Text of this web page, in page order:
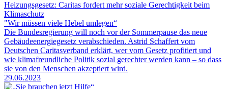
Heizungsgesetz: Caritas fordert mehr soziale Gerechtigkeit beim
Klimaschutz
"Wir müssen viele Hebel umlegen“
Die Bundesregierung will noch vor der Sommerpause das neue
Gebäudeenergiegesetz verabschieden. Astrid Schaffert vom
Deutschen Caritasverband erklärt, wer vom Gesetz profitiert und
wie klimafreundliche Politik sozial gerechter werden kann – so dass
sie von den Menschen akzeptiert wird.
29.06.2023